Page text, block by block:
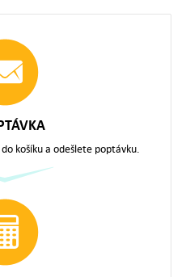
košíku a odešlete poptávku.